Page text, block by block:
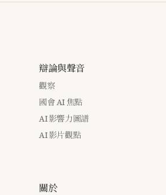
辯論與聲音
觀察
國會 AI 焦點
AI 影響力圖譜
AI 影片觀點
關於